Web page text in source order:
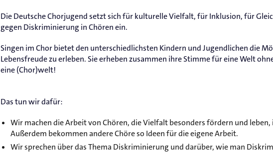
Die Deutsche Chorjugend setzt sich für kulturelle Vielfalt, für Inklusion, für
gegen Diskriminierung in Chören ein.
Singen im Chor bietet den unterschiedlichsten Kindern und Jugendlichen die
Lebensfreude zu erleben. Sie erheben zusammen ihre Stimme für eine Welt
eine (Chor)welt!
Das tun wir dafür:
Wir machen die Arbeit von Chören, die Vielfalt besonders fördern und
Außerdem bekommen andere Chöre so Ideen für die eigene Arbeit.
Wir sprechen über das Thema Diskriminierung und darüber, wie man